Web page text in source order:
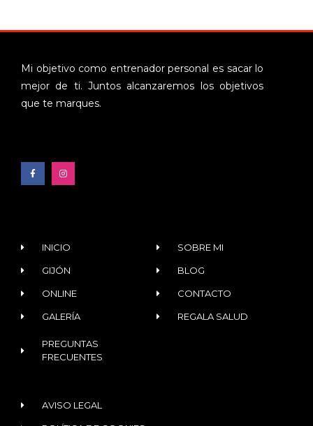
Mi objetivo como entrenador personal es sacar lo
mejor de ti. Juntos alcanzaremos los objetivos
que te marques.
INICIO
GIJÓN
ONLINE
GALERÍA
PREGUNTAS
FRECUENTES
SOBRE MI
BLOG
CONTACTO
REGALA SALUD
AVISO LEGAL